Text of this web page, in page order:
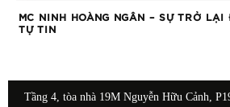
MC NINH HOÀNG NGÂN – SỰ TRỞ LẠI
TỰ TIN
Tầng 4, tòa nhà 19M Nguyễn Hữu Cảnh,